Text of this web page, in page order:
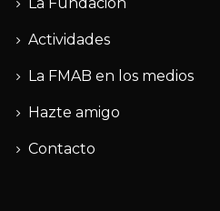
Actividades
La FMAB en los medios
Hazte amigo
Contacto